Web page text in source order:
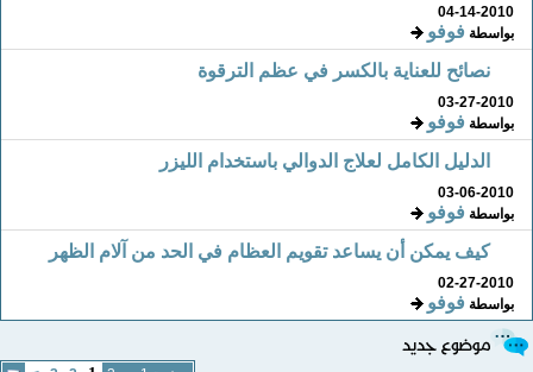
04-14-2010
بواسطةفوفو
نصائح للعناية بالكسر في عظم الترقوة
03-27-2010
بواسطةفوفو
الدليل الكامل لعلاج الدوالي باستخدام الليزر
03-06-2010
بواسطةفوفو
كيف يمكن أن يساعد تقويم العظام في الحد من آلام الظهر
02-27-2010
بواسطةفوفو